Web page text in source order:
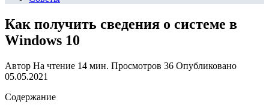
Как получить сведения о системе в
Windows 10
Автор На чтение 14 мин. Просмотров 36 Опубликовано
05.05.2021
Содержание